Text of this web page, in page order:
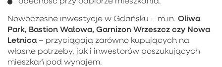
Nowoczesne inwestycje w Gdańsku – m.in. Oliwa
Park, Bastion Wałowa, Garnizon Wrzeszcz czy Nowa
Letnica – przyciągają zarówno kupujących na
własne potrzeby, jak i inwestorów poszukujących
mieszkań pod wynajem.